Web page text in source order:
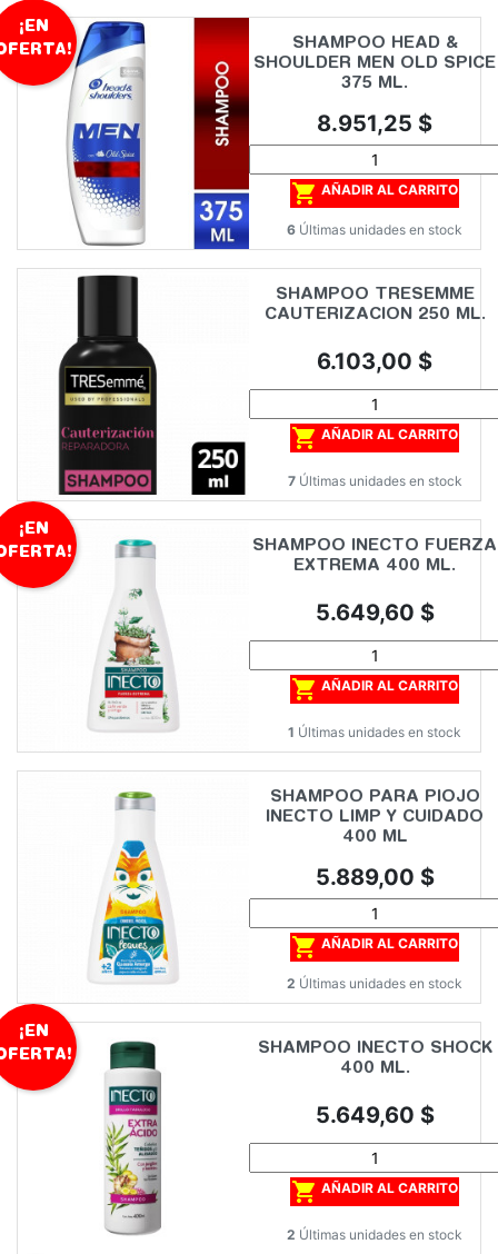
SHAMPOO HEAD &
SHOULDER MEN OLD SPICE
375 ML.
Precio
8.951,25 $
 AÑADIR AL CARRITO
6 Últimas unidades en stock
¡EN
SHAMPOO TRESEMME
CAUTERIZACION 250 ML.
Precio
6.103,00 $
 AÑADIR AL CARRITO
7 Últimas unidades en stock
SHAMPOO INECTO FUERZA
EXTREMA 400 ML.
Precio
5.649,60 $
 AÑADIR AL CARRITO
1 Últimas unidades en stock
¡EN
SHAMPOO PARA PIOJO
INECTO LIMP Y CUIDADO
400 ML
Precio
5.889,00 $
 AÑADIR AL CARRITO
2 Últimas unidades en stock
SHAMPOO INECTO SHOCK
400 ML.
Precio
5.649,60 $
 AÑADIR AL CARRITO
2 Últimas unidades en stock
¡EN